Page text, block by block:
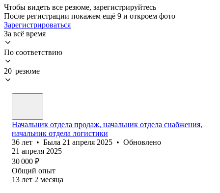
Чтобы видеть все резюме, зарегистрируйтесь
После регистрации покажем ещё 9 и откроем фото
Зарегистрироваться
За всё время
По соответствию
20 резюме
Начальник отдела продаж, начальник отдела снабжения,
начальник отдела логистики
36 лет • Была 21 апреля 2025 • Обновлено
21 апреля 2025
30 000 ₽
Общий опыт
13 лет 2 месяца